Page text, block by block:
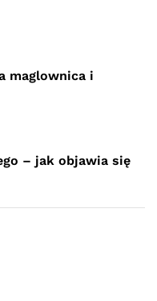
maglownica i
– jak objawia się